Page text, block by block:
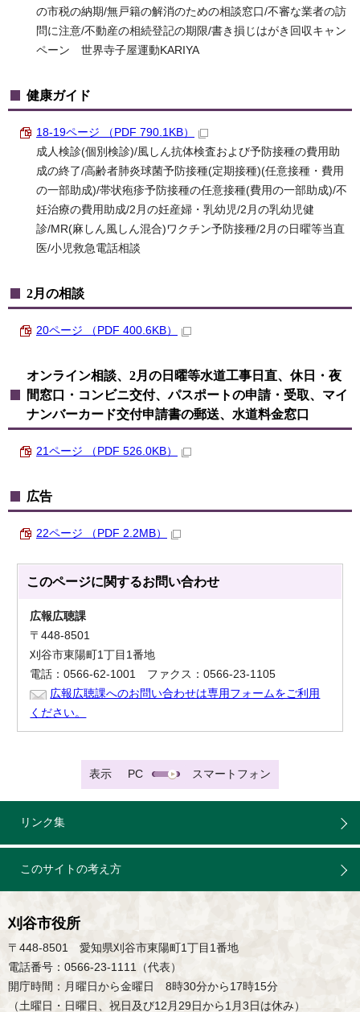
の市税の納期/無戸籍の解消のための相談窓口/不審な業者の訪
問に注意/不動産の相続登記の期限/書き損じはがき回収キャン
ペーン 世界寺子屋運動KARIYA
健康ガイド
18-19ページ （PDF 790.1KB）
成人検診(個別検診)/風しん抗体検査および予防接種の費用助
成の終了/高齢者肺炎球菌予防接種(定期接種)(任意接種・費用
の一部助成)/帯状疱疹予防接種の任意接種(費用の一部助成)/不
妊治療の費用助成/2月の妊産婦・乳幼児/2月の乳幼児健
診/MR(麻しん風しん混合)ワクチン予防接種/2月の日曜等当直
医/小児救急電話相談
2月の相談
20ページ （PDF 400.6KB）
オンライン相談、2月の日曜等水道工事日直、休日・夜
間窓口・コンビニ交付、パスポートの申請・受取、マイ
ナンバーカード交付申請書の郵送、水道料金窓口
21ページ （PDF 526.0KB）
広告
22ページ （PDF 2.2MB）
このページに関するお問い合わせ
広報広聴課
〒448-8501
刈谷市東陽町1丁目1番地
電話：0566-62-1001 ファクス：0566-23-1105
広報広聴課へのお問い合わせは専用フォームをご利用
ください。
表示 PC スマートフォン
リンク集
このサイトの考え方
刈谷市役所
〒448-8501 愛知県刈谷市東陽町1丁目1番地
電話番号：0566-23-1111（代表）
開庁時間：月曜日から金曜日 8時30分から17時15分
（土曜日・日曜日、祝日及び12月29日から1月3日は休み）